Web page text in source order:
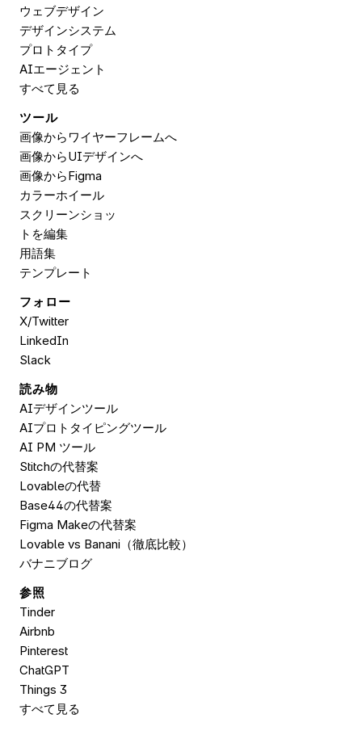
ウェブデザイン
デザインシステム
プロトタイプ
AIエージェント
すべて見る
ツール
画像からワイヤーフレームへ
画像からUIデザインへ
画像からFigma
カラーホイール
スクリーンショッ
トを編集
用語集
テンプレート
フォロー
X/Twitter
LinkedIn
Slack
読み物
AIデザインツール
AIプロトタイピングツール
AI PM ツール
Stitchの代替案
Lovableの代替
Base44の代替案
Figma Makeの代替案
Lovable vs Banani（徹底比較）
バナニブログ
参照
Tinder
Airbnb
Pinterest
ChatGPT
Things 3
すべて見る